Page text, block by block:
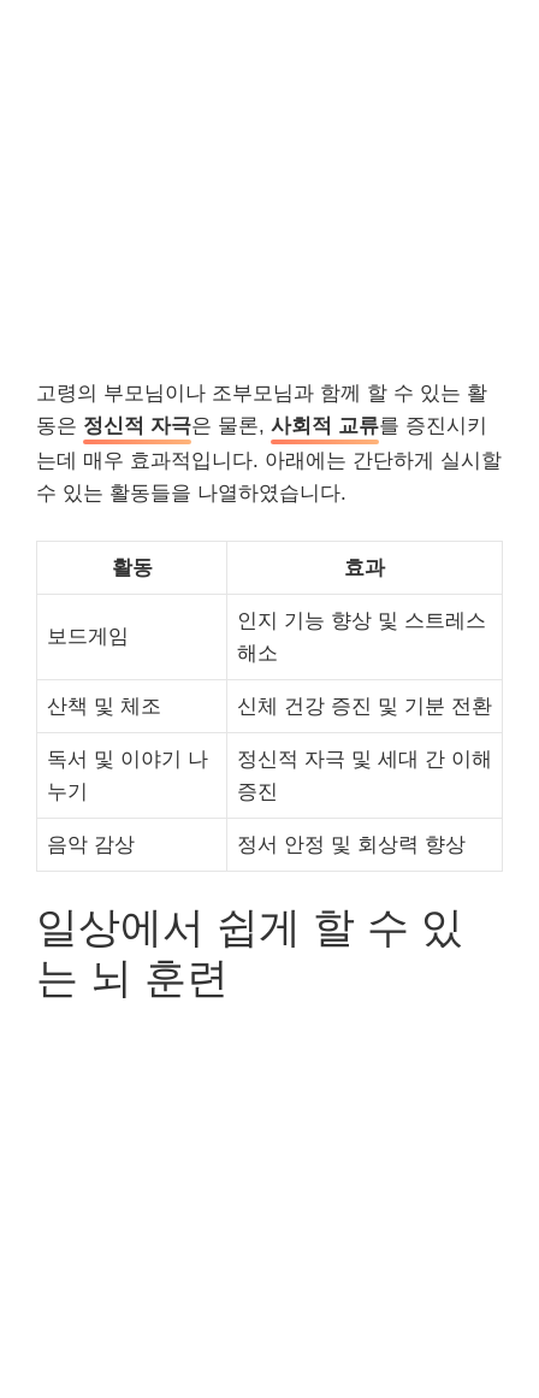
고령의 부모님이나 조부모님과 함께 할 수 있는 활
동은 정신적 자극은 물론, 사회적 교류를 증진시키
는데 매우 효과적입니다. 아래에는 간단하게 실시할
수 있는 활동들을 나열하였습니다.
활동 효과
보드게임
인지 기능 향상 및 스트레스
해소
산책 및 체조 신체 건강 증진 및 기분 전환
독서 및 이야기 나
누기
정신적 자극 및 세대 간 이해
증진
음악 감상 정서 안정 및 회상력 향상
일상에서 쉽게 할 수 있
는 뇌 훈련